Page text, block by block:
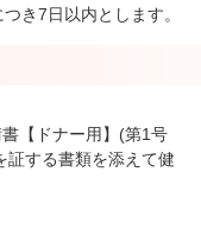
き7日以内とします。
【ドナー用】(第1号
証する書類を添えて健